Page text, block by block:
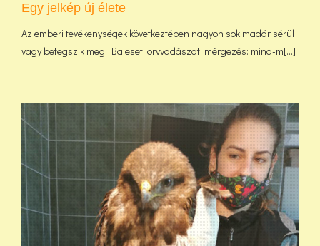
Egy jelkép új élete
Az emberi tevékenységek következtében nagyon sok madár sérül
vagy betegszik meg. Baleset, orvvadászat, mérgezés: mind-m[...]